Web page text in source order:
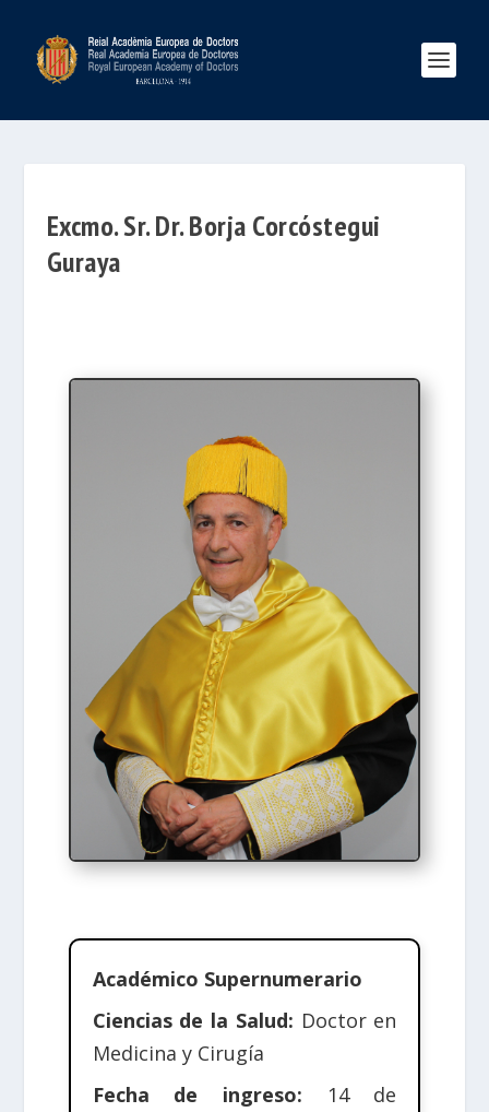
Excmo. Sr. Dr. Borja Corcóstegui
Guraya
Académico Supernumerario
Ciencias de la Salud: Doctor en
Medicina y Cirugía
Fecha de ingreso: 14 de